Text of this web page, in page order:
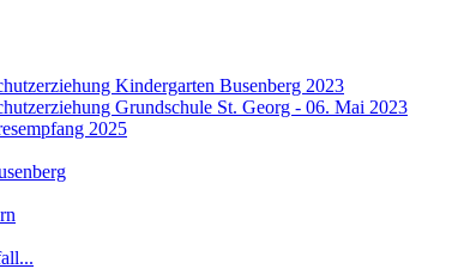
Kindergarten Busenberg 2023
Grundschule St. Georg - 06. Mai 2023
2025